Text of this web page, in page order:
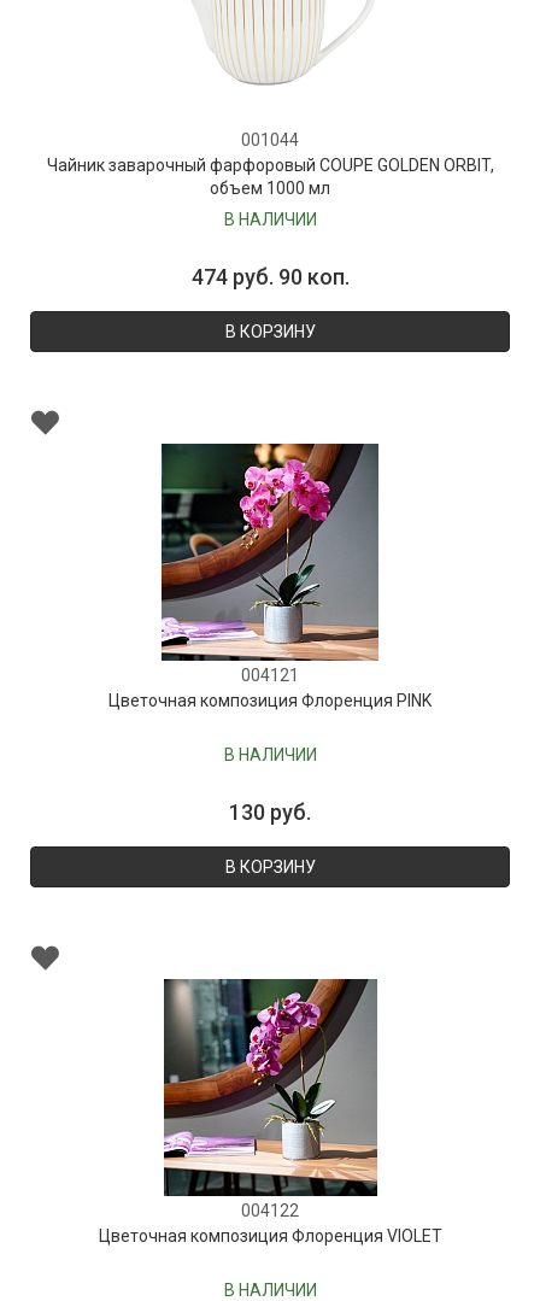
001044
Чайник заварочный фарфоровый COUPE GOLDEN ORBIT,
объем 1000 мл
В НАЛИЧИИ
474 руб. 90 коп.
В КОРЗИНУ
004121
Цветочная композиция Флоренция PINK
В НАЛИЧИИ
130 руб.
В КОРЗИНУ
004122
Цветочная композиция Флоренция VIOLET
В НАЛИЧИИ